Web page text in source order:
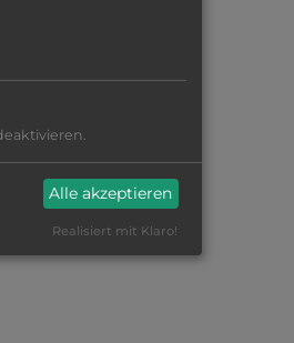
Alle akzeptieren
Realisiert mit Klaro!